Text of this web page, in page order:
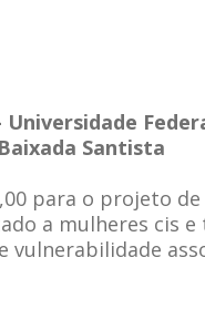
Universidade
Santista
para o projeto
a mulheres cis
vulnerabilidade